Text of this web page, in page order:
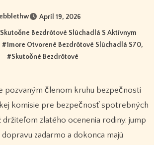
April 19, 2026
Bezdrôtové Slúchadlá S Aktívnym
#1more Otvorené Bezdrôtové Slúchadlá S70,
#Skutočné Bezdrôtové
komisie pre bezpečnosť spotrebných
zlatého ocenenia rodiny. jump
zadarmo a dokonca majú